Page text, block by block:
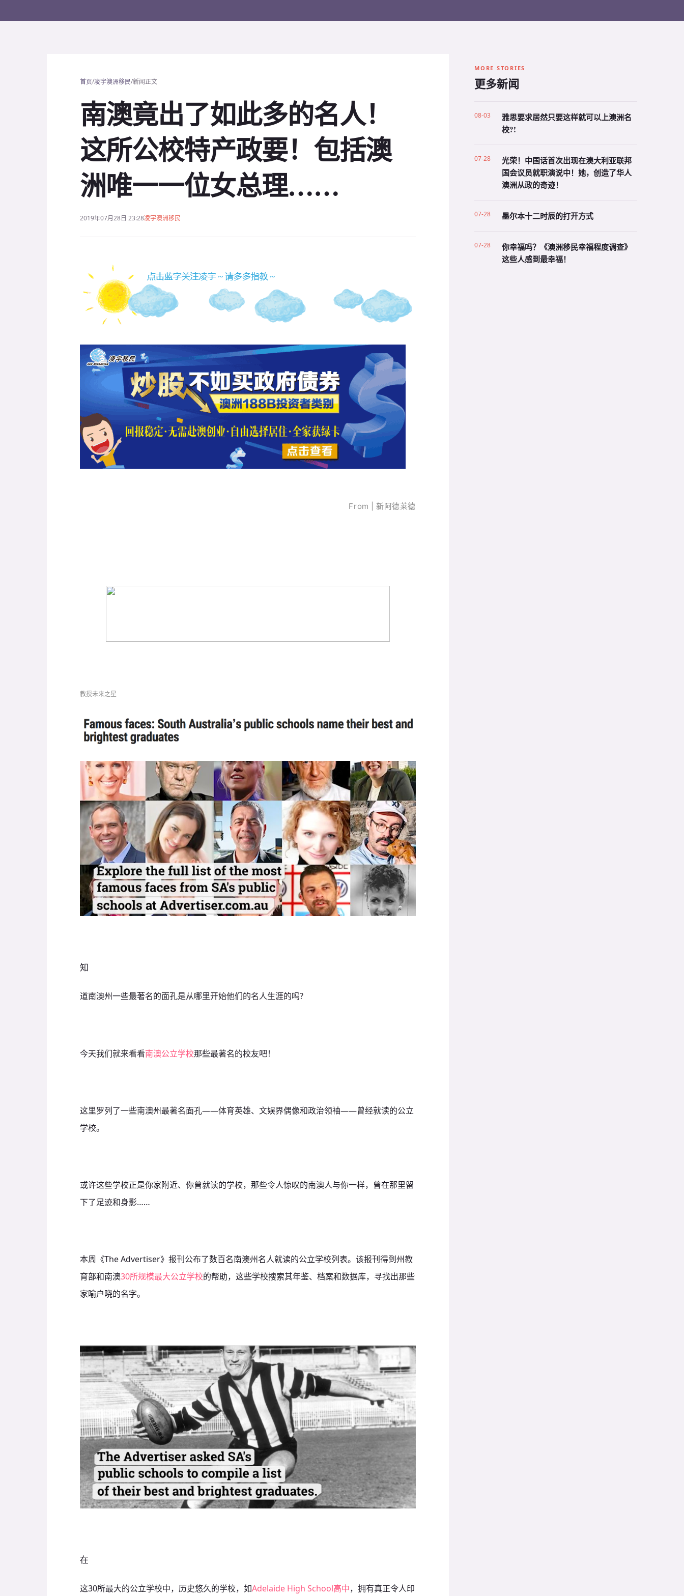
首页/凌宇澳洲移民/新闻正文
南澳竟出了如此多的名人！
这所公校特产政要！包括澳
洲唯一一位女总理……
2019年07月28日 23:28凌宇澳洲移民
From | 新阿德莱德
教授未来之星
知
道南澳州一些最著名的面孔是从哪里开始他们的名人生涯的吗?
今天我们就来看看南澳公立学校那些最著名的校友吧！
这里罗列了一些南澳州最著名面孔——体育英雄、文娱界偶像和政治领袖——曾经就读的公立
学校。
或许这些学校正是你家附近、你曾就读的学校，那些令人惊叹的南澳人与你一样，曾在那里留
下了足迹和身影……
本周《The Advertiser》报刊公布了数百名南澳州名人就读的公立学校列表。 该报刊得到州教
育部和南澳30所规模最大公立学校的帮助，这些学校搜索其年鉴、档案和数据库，寻找出那些
家喻户晓的名字。
在
这30所最大的公立学校中，历史悠久的学校，如Adelaide High School高中，拥有真正令人印
MORE STORIES
更多新闻
08-03
雅思要求居然只要这样就可以上澳洲名
校?!
07-28
光荣！中国话首次出现在澳大利亚联邦
国会议员就职演说中！她，创造了华人
澳洲从政的奇迹！
07-28 墨尔本十二时辰的打开方式
07-28
你幸福吗？《澳洲移民幸福程度调查》
这些人感到最幸福！